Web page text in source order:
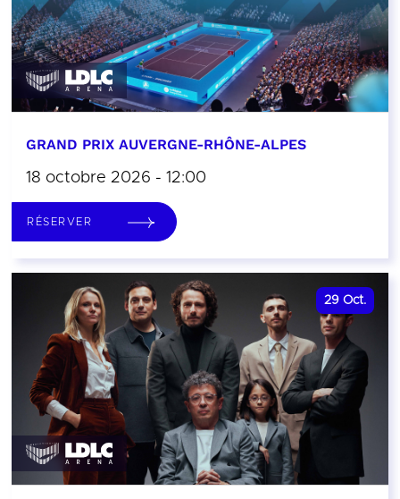
GRAND PRIX AUVERGNE-RHÔNE-ALPES
18 octobre 2026 - 12:00
RÉSERVER
29 Oct.